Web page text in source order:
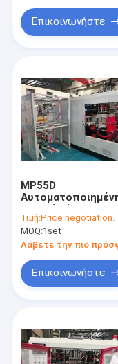
Επικοινωνήστε
MP55D
σφυρί με σύστημα
σύσφιξης τύπου
κούμπωσης για 4
Τιμή:Price negotiation.
MOQ:1set
Λάβετε την πιο
Επικοινωνήστε